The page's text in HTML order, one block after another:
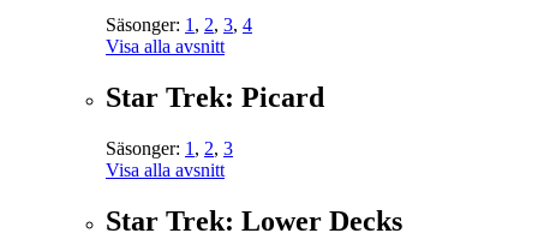
Säsonger: 1 , 2, 3, 4
Visa alla avsnitt
Star Trek: Picard
Säsonger: 1 , 2, 3
Visa alla avsnitt
Star Trek: Lower Decks